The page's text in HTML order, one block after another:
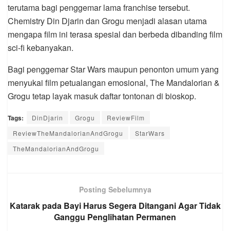
terutama bagi penggemar lama franchise tersebut.
Chemistry Din Djarin dan Grogu menjadi alasan utama
mengapa film ini terasa spesial dan berbeda dibanding film
sci-fi kebanyakan.
Bagi penggemar Star Wars maupun penonton umum yang
menyukai film petualangan emosional, The Mandalorian &
Grogu tetap layak masuk daftar tontonan di bioskop.
Tags: DinDjarin Grogu
ReviewFilm
ReviewTheMandalorianAndGrogu
StarWars
TheMandalorianAndGrogu
Posting Sebelumnya
Katarak pada Bayi Harus Segera Ditangani Agar Tidak
Ganggu Penglihatan Permanen